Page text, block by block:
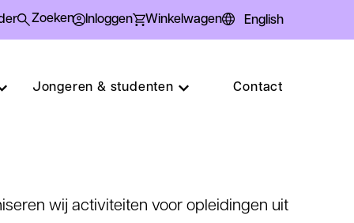
Jongeren & studenten Contact
Submit
search
Zoeken Inloggen Winkelwagen English
wij activiteiten voor opleidingen uit